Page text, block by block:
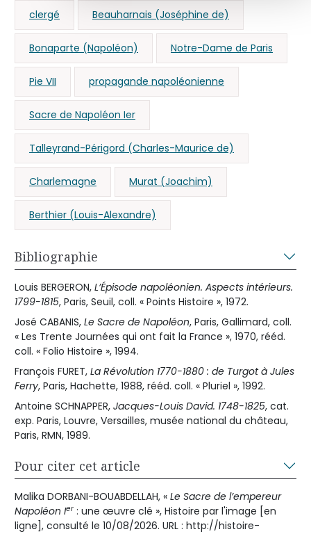
clergé Beauharnais (Joséphine de)
Bonaparte (Napoléon) Notre-Dame de Paris
Pie VII propagande napoléonienne
Sacre de Napoléon Ier
Talleyrand-Périgord (Charles-Maurice de)
Charlemagne Murat (Joachim)
Berthier (Louis-Alexandre)
Bibliographie
Louis BERGERON, L’Épisode napoléonien. Aspects intérieurs.
1799-1815, Paris, Seuil, coll. « Points Histoire », 1972.
José CABANIS, Le Sacre de Napoléon, Paris, Gallimard, coll.
« Les Trente Journées qui ont fait la France », 1970, rééd.
coll. « Folio Histoire », 1994.
François FURET, La Révolution 1770-1880 : de Turgot à Jules
Ferry, Paris, Hachette, 1988, rééd. coll. « Pluriel », 1992.
Antoine SCHNAPPER, Jacques-Louis David. 1748-1825, cat.
exp. Paris, Louvre, Versailles, musée national du château,
Paris, RMN, 1989.
Pour citer cet article
Malika DORBANI-BOUABDELLAH, « Le Sacre de l’empereur
Napoléon Ier : une œuvre clé », Histoire par l'image [en
ligne], consulté le 10/08/2026. URL : http://histoire-